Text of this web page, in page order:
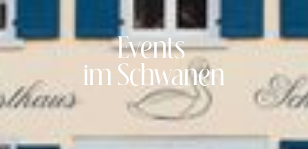
Events
im Schwanen